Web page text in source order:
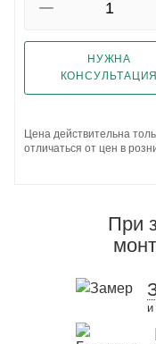
НУЖНА
КОНСУЛЬТАЦИЯ
Цена действительна
отличаться от цен в
При